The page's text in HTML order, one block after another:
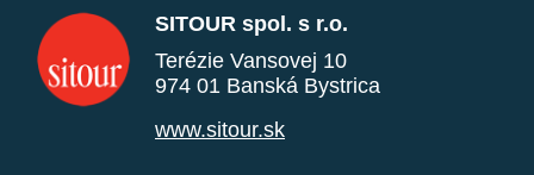
SITOUR spol. s r.o.
Terézie Vansovej 10
974 01 Banská Bystrica
www.sitour.sk